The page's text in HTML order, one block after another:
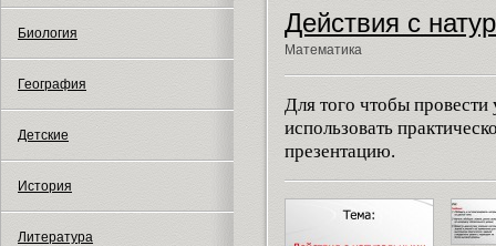
Биология
География
Детские
История
Литература
Действия с
Математика
Для того чтобы
использовать
презентацию.